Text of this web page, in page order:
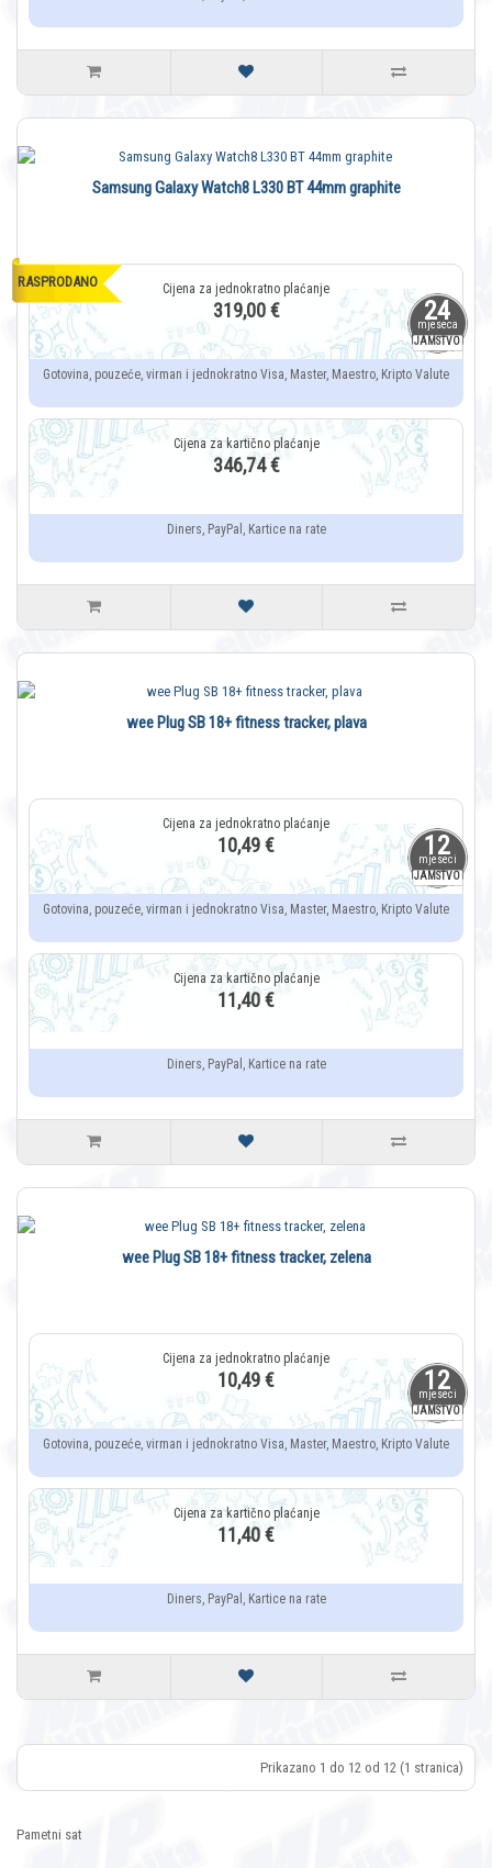
24
mjeseca
JAMSTVO
RASPRODANO
Samsung Galaxy Watch8 L330 BT 44mm graphite
319,00 €
Gotovina, pouzeće, virman i jednokratno Visa, Master, Maestro, Kripto Valute
346,74 €
Diners, PayPal, Kartice na rate
12
mjeseci
JAMSTVO
wee Plug SB 18+ fitness tracker, plava
10,49 €
Gotovina, pouzeće, virman i jednokratno Visa, Master, Maestro, Kripto Valute
11,40 €
Diners, PayPal, Kartice na rate
12
mjeseci
JAMSTVO
wee Plug SB 18+ fitness tracker, zelena
10,49 €
Gotovina, pouzeće, virman i jednokratno Visa, Master, Maestro, Kripto Valute
11,40 €
Diners, PayPal, Kartice na rate
Prikazano 1 do 12 od 12 (1 stranica)
Pametni sat